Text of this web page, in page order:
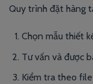
Quy trình đặt hàng
Chọn mẫu thiết
Tư vấn và được
Kiểm tra theo